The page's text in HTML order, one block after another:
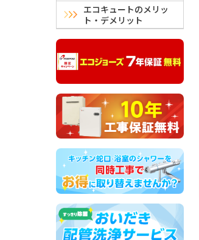
エコキュートのメリッ
ト・デメリット